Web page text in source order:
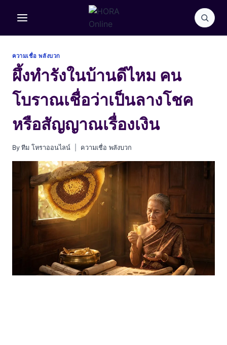
ความเชื่อ พลังบวก
ผึ้งทำรังในบ้านดีไหม คน
โบราณเชื่อว่าเป็นลางโชค
หรือสัญญาณเรื่องเงิน
By ทีม โหราออนไลน์ ความเชื่อ พลังบวก